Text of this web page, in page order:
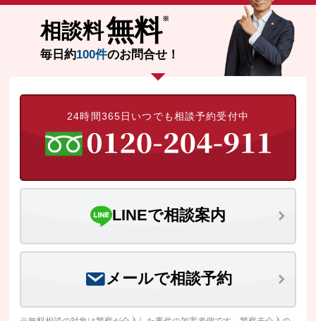
相談料無料
毎日約100件のお問合せ！
24時間365日いつでも相談予約受付中
LINEで相談案内
メールで相談予約